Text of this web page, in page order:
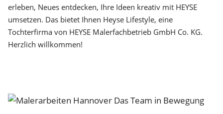
erleben, Neues entdecken, Ihre Ideen kreativ mit HEYSE
umsetzen. Das bietet Ihnen Heyse Lifestyle, eine
Tochterfirma von HEYSE Malerfachbetrieb GmbH Co. KG.
Herzlich willkommen!